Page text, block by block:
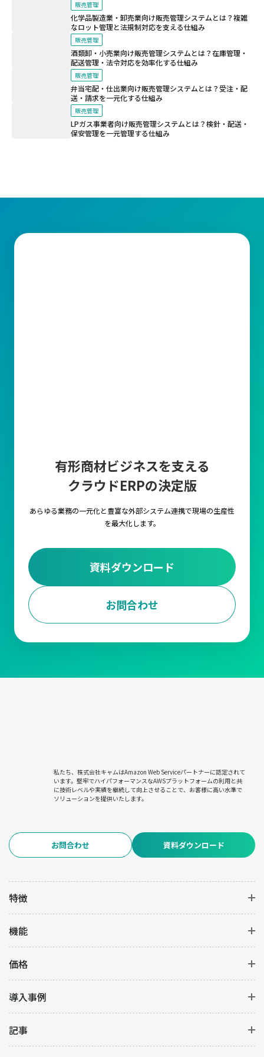
販売管理
化学品製造業・卸売業向け販売管理システムとは？複雑
なロット管理と法規制対応を支える仕組み
販売管理
酒類卸・小売業向け販売管理システムとは？在庫管理・
配送管理・法令対応を効率化する仕組み
販売管理
弁当宅配・仕出業向け販売管理システムとは？受注・配
送・請求を一元化する仕組み
販売管理
LPガス事業者向け販売管理システムとは？検針・配送・
保安管理を一元管理する仕組み
有形商材ビジネスを支える
クラウドERPの決定版
あらゆる業務の一元化と豊富な外部システム連携で現場の生産性
を最大化します。
資料ダウンロード
お問合わせ
私たち、株式会社キャムはAmazon Web Serviceパートナーに認定されて
います。堅牢でハイパフォーマンスなAWSプラットフォームの利用と共
に技術レベルや実績を継続して向上させることで、お客様に高い水準で
ソリューションを提供いたします。
お問合わせ 資料ダウンロード
特徴
機能
価格
導入事例
記事